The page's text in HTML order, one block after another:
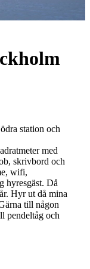
station och
med
skrivbord och
wifi,
hyresgäst. Då
Hyr ut då mina
till någon
pendeltåg och